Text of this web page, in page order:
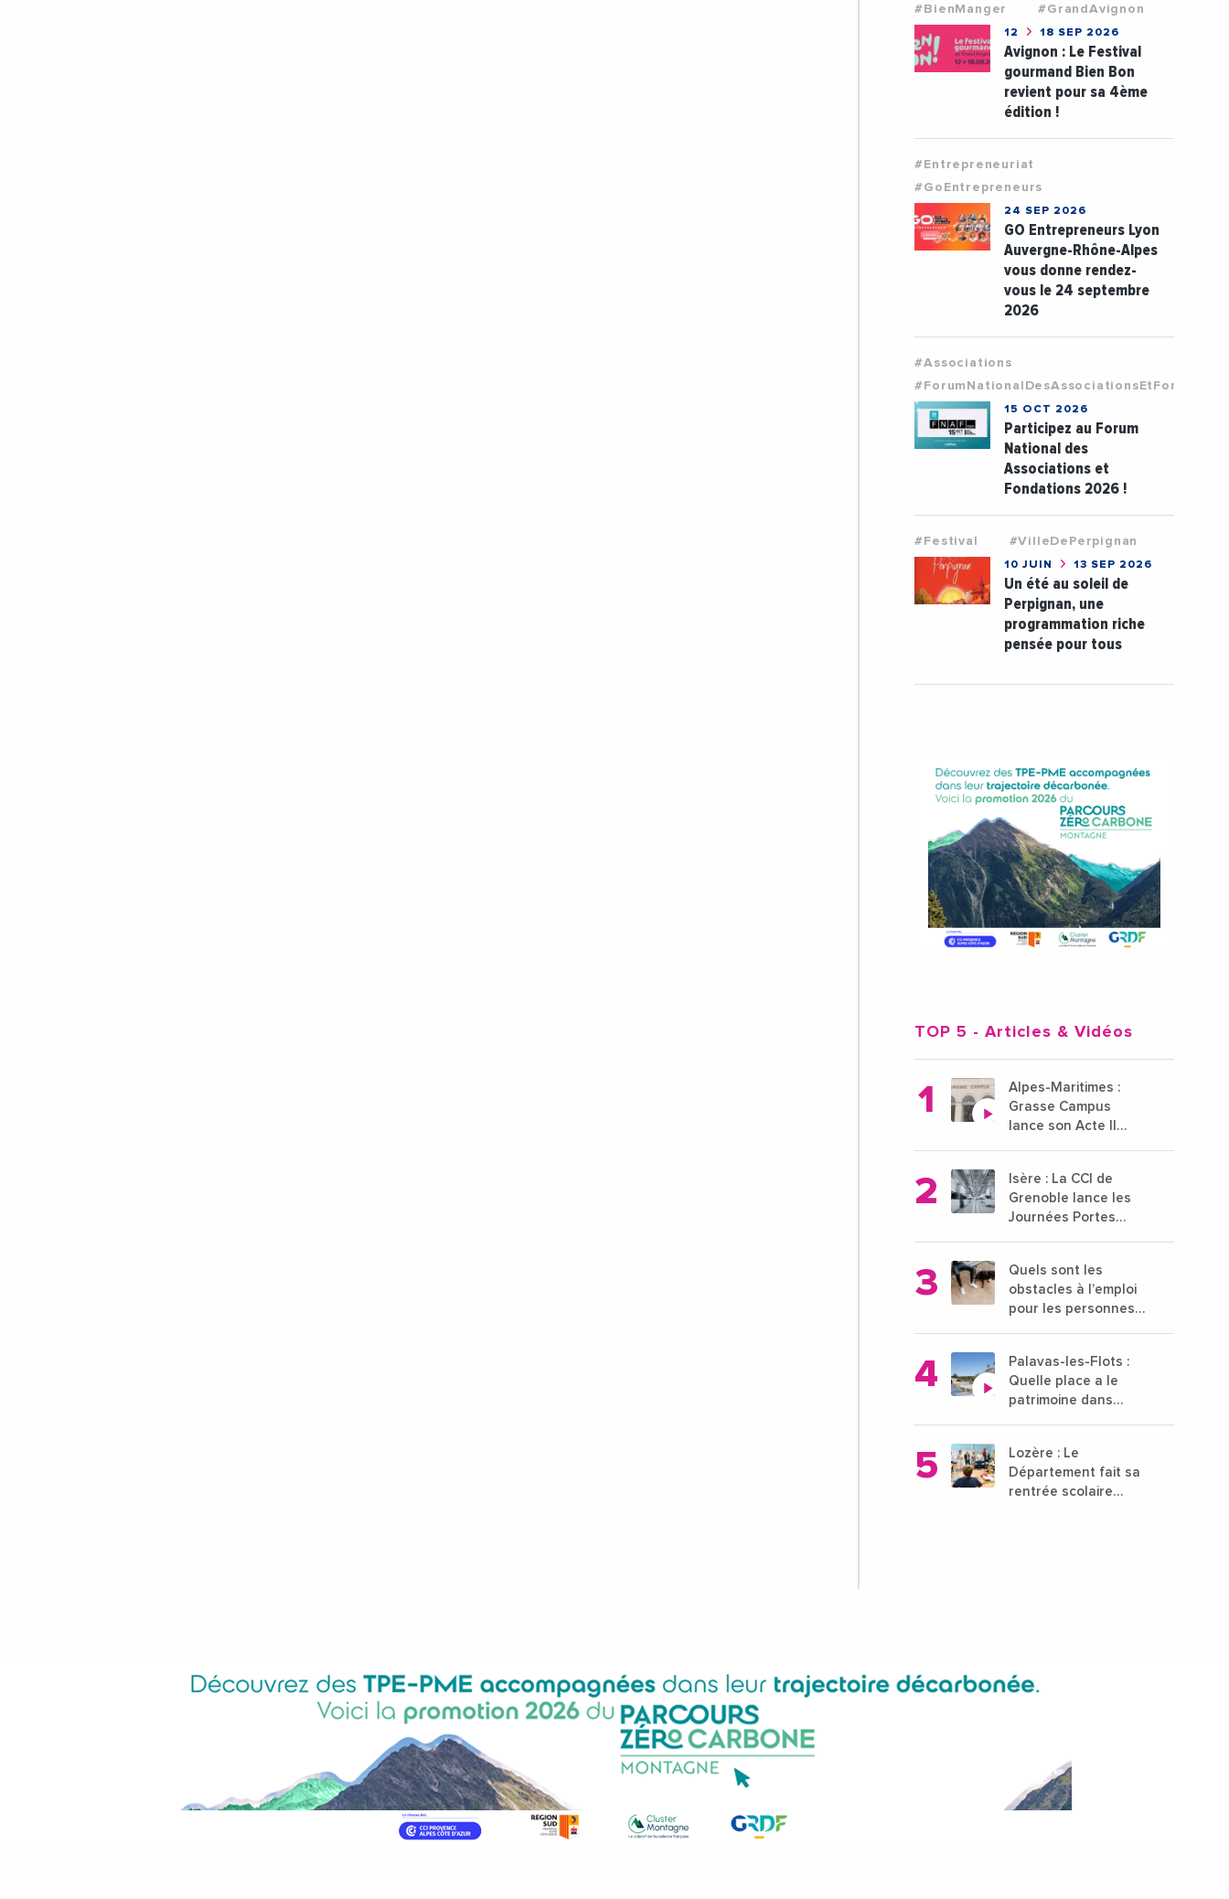
#BienManger #GrandAvignon
12 18 SEP 2026
Avignon : Le Festival
gourmand Bien Bon
revient pour sa 4ème
édition !
#Entrepreneuriat
#GoEntrepreneurs
24 SEP 2026
GO Entrepreneurs Lyon
Auvergne-Rhône-Alpes
vous donne rendez-
vous le 24 septembre
2026
#Associations
15 OCT 2026
Participez au Forum
National des
Associations et
Fondations 2026 !
#Festival #VilleDePerpignan
10 JUIN 13 SEP 2026
Un été au soleil de
Perpignan, une
programmation riche
pensée pour tous
TOP 5 - Articles & Vidéos
Alpes-Maritimes :
Grasse Campus
lance son Acte II
pour l'enseignement
supérieur
Isère : La CCI de
Grenoble lance les
Journées Portes
21 octobre 2024
Quels sont les
obstacles à l’emploi
pour les personnes
Palavas-les-Flots :
Quelle place a le
patrimoine dans
Lozère : Le
Département fait sa
rentrée scolaire